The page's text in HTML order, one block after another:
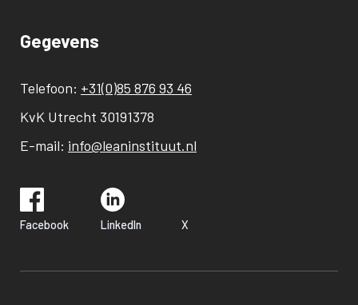
Gegevens
Telefoon: +31(0)85 876 93 46
KvK Utrecht 30191378
E-mail: info@leaninstituut.nl
Facebook LinkedIn X